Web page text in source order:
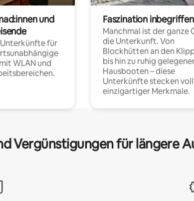
und
für
WLAN und
Faszination inbegriffen
Manchmal ist der ganze
die Unterkunft. Von
Blockhütten an den
bis hin zu ruhig
Hausbooten – diese
Unterkünfte stecken
einzigartiger Merkmale.
Vergünstigungen für längere